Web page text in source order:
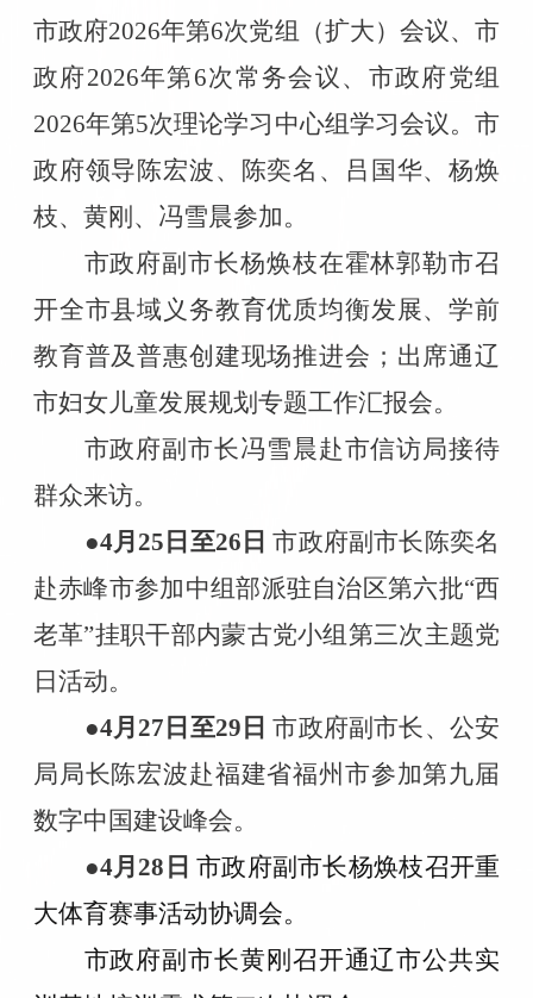
市政府2026年第6次党组（扩大）会议、市
政府2026年第6次常务会议、市政府党组
2026年第5次理论学习中心组学习会议。市
政府领导陈宏波、陈奕名、吕国华、杨焕
枝、黄刚、冯雪晨参加。
市政府副市长杨焕枝在霍林郭勒市召
开全市县域义务教育优质均衡发展、学前
教育普及普惠创建现场推进会；出席通辽
市妇女儿童发展规划专题工作汇报会。
市政府副市长冯雪晨赴市信访局接待
群众来访。
●4 月25 日至26 日市政府副市长陈奕名
赴赤峰市参加中组部派驻自治区第六批“西
老革”挂职干部内蒙古党小组第三次主题党
日活动。
●4 月27 日至29 日市政府副市长、公安
局局长陈宏波赴福建省福州市参加第九届
数字中国建设峰会。
●4 月28 日市政府副市长杨焕枝召开重
大体育赛事活动协调会。
市政府副市长黄刚召开通辽市公共实